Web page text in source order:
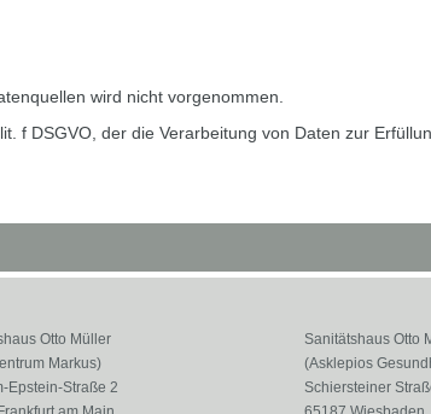
wird nicht vorgenommen.
f DSGVO, der die Verarbeitung von Daten zur
Otto Müller
Markus)
Epstein-Straße 2
Sanitätshaus Otto
(Asklepios
Schiersteiner